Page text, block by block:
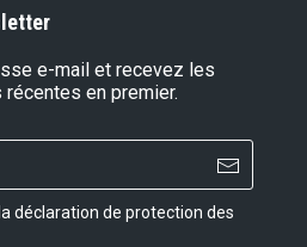
e-mail et recevez les
en premier.
déclaration de protection des